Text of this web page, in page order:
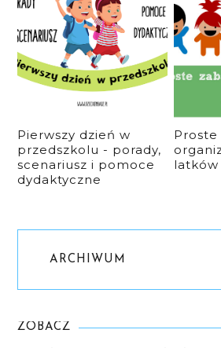
Pierwszy dzień w
przedszkolu - porady,
scenariusz i pomoce
dydaktyczne
Proste
latków
ARCHIWUM
ZOBACZ